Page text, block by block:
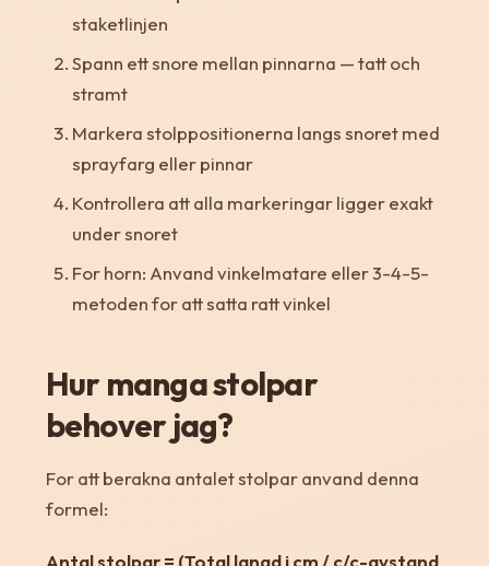
staketlinjen
Spann ett snore mellan pinnarna — tatt och
stramt
Markera stolppositionerna langs snoret med
sprayfarg eller pinnar
Kontrollera att alla markeringar ligger exakt
under snoret
For horn: Anvand vinkelmatare eller 3-4-5-
metoden for att satta ratt vinkel
Hur manga stolpar
behover jag?
For att berakna antalet stolpar anvand denna
formel:
Antal stolpar = (Total langd i cm / c/c-avstand